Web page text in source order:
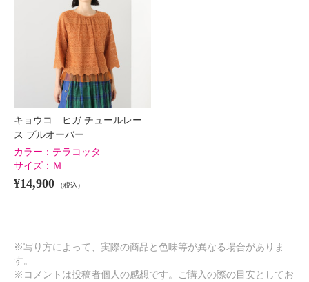
キョウコ ヒガ チュールレー
ス プルオーバー
カラー： テラコッタ
サイズ： Ｍ
¥14,900 （税込）
※写り方によって、実際の商品と色味等が異なる場合がありま
す。
※コメントは投稿者個人の感想です。ご購入の際の目安としてお